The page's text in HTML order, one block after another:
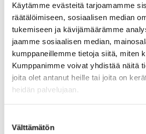
Käytämme evästeitä tarjoamamme
räätälöimiseen, sosiaalisen median
tukemiseen ja kävijämäärämme
jaamme sosiaalisen median,
kumppaneillemme tietoja siitä, miten
Kumppanimme voivat yhdistää näitä
joita olet antanut heille tai joita on
heidän palvelujaan.
valinta
Välttämätön